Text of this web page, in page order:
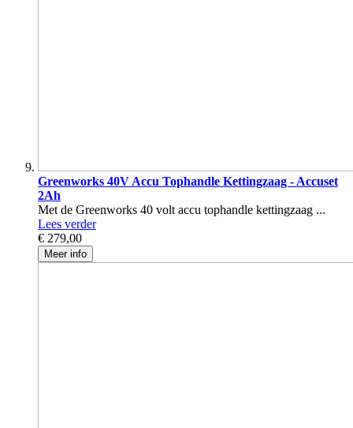
Greenworks 40V Accu Tophandle Kettingzaag - Accuset
2Ah
Met de Greenworks 40 volt accu tophandle kettingzaag ...
Lees verder
€ 279,00
Meer info